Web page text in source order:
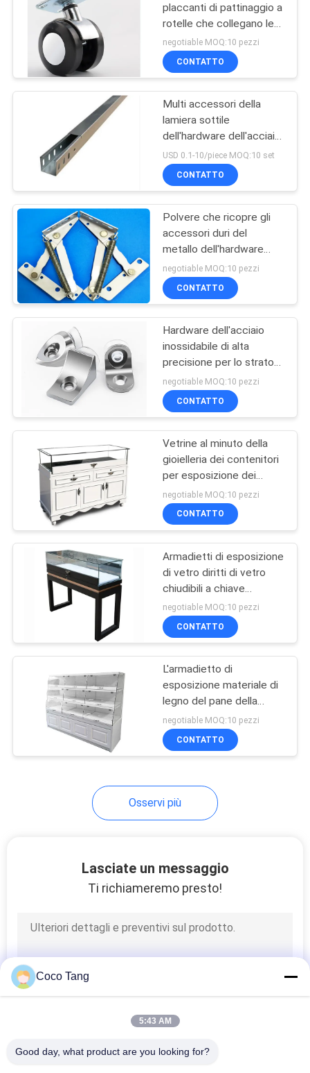
RICHIEDA
UNA
CITAZIONE
SITO
PRIVACY
POLICY
placcanti di pattinaggio a
rotelle che collegano le
parti dell'hardware
negotiable MOQ:10 pezzi
CONTATTO
Multi accessori della
lamiera sottile
dell'hardware dell'acciaio
inossidabile di funzione
per la
macchina/automobili
USD 0.1-10/piece MOQ:10 set
CONTATTO
Polvere che ricopre gli
accessori duri del
metallo dell'hardware
dell'acciaio inossidabile di
primavera
negotiable MOQ:10 pezzi
CONTATTO
Hardware dell'acciaio
inossidabile di alta
precisione per lo strato
dell'espositore del
negozio
negotiable MOQ:10 pezzi
CONTATTO
Vetrine al minuto della
gioielleria dei contenitori
per esposizione dei
gioielli con stile di Europa
delle luci
negotiable MOQ:10 pezzi
CONTATTO
Armadietti di esposizione
di vetro diritti di vetro
chiudibili a chiave
dell'armadietto/pavimento
di esposizione
negotiable MOQ:10 pezzi
CONTATTO
L'armadietto di
esposizione materiale di
legno del pane della
scaffalatura degli
alimentari facile monta
negotiable MOQ:10 pezzi
CONTATTO
Osservi più
Lasciate un messaggio
Ti richiameremo presto!
Coco Tang
5:43 AM
Good day, what product are you looking for?